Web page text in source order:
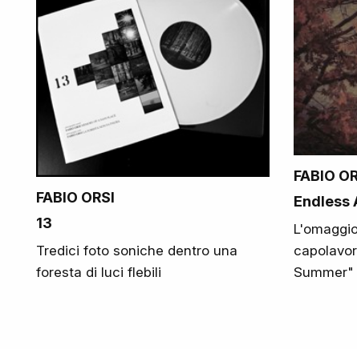
FABIO ORSI
13
Tredici foto soniche dentro una
foresta di luci flebili
FABIO
Endless
Summer"